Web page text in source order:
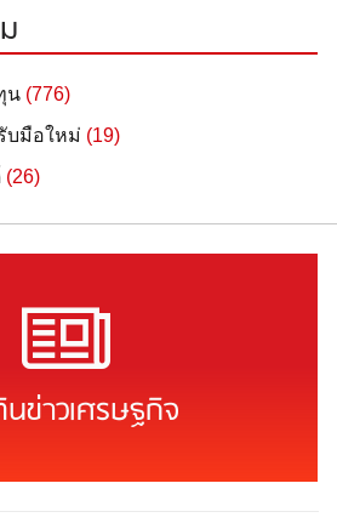
น (776)
บมือใหม่ (19)
(26)
ข่าวเศรษฐกิจ